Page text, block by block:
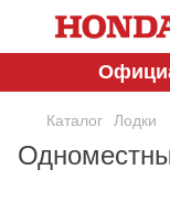
Каталог Лодки